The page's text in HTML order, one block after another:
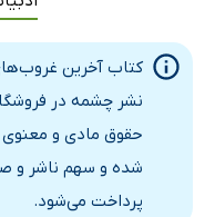
کتاب آخرین
نشر چشمه در
حقوق مادی و معنوی
شده و سهم ناشر و
پرداخت می‌شود.